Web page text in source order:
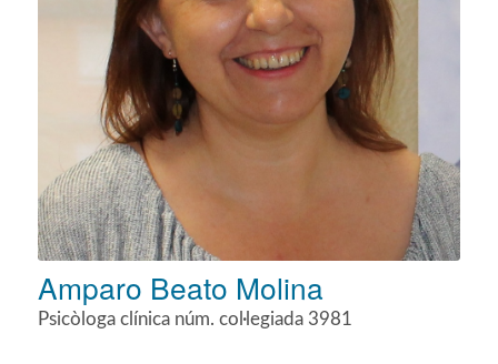
Amparo Beato Molina
Psicòloga clínica núm. col·legiada 3981